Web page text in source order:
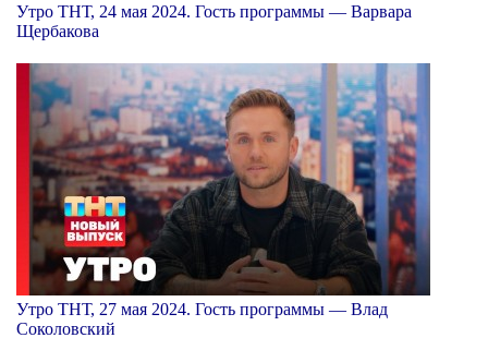
Утро ТНТ, 24 мая 2024. Гость программы — Варвара
Щербакова
Утро ТНТ, 27 мая 2024. Гость программы — Влад
Соколовский